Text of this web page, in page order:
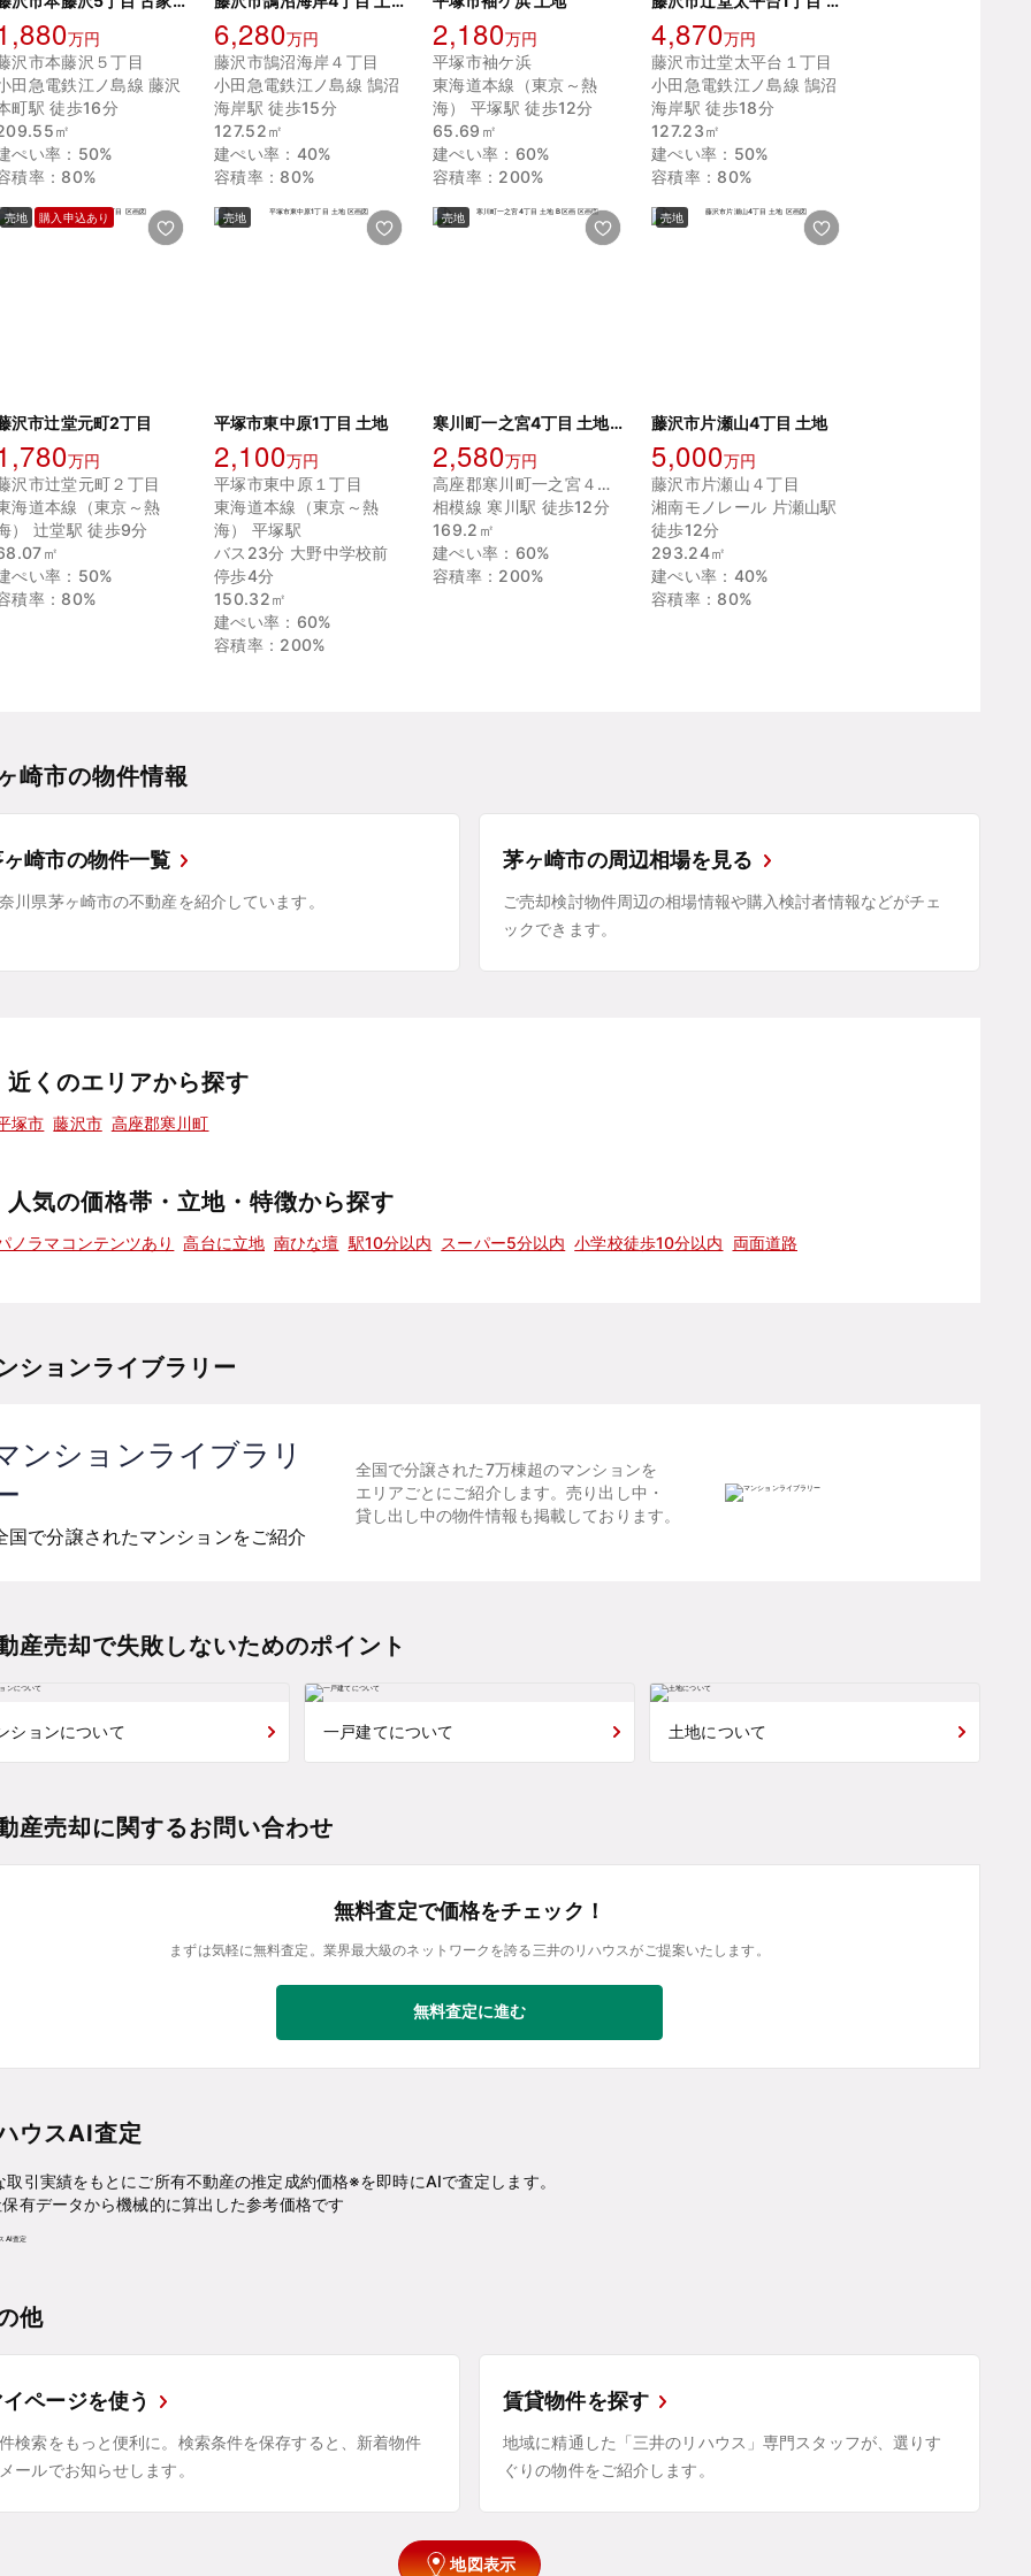
万円
沢市本藤沢５丁目
田急電鉄江ノ島線 藤沢
町駅 徒歩16分
㎡
ぺい率：50%
積率：80%
6,280万円
藤沢市鵠沼海岸４丁目
小田急電鉄江ノ島線 鵠沼
海岸駅 徒歩15分
127.52㎡
建ぺい率：40%
容積率：80%
2,180万円
平塚市袖ケ浜
東海道本線（東京～熱
海） 平塚駅 徒歩12分
65.69㎡
建ぺい率：60%
容積率：200%
4,870万円
藤沢市辻堂太平台１丁目
小田急電鉄江ノ島線 鵠沼
海岸駅 徒歩18分
127.23㎡
建ぺい率：50%
容積率：80%
売地 購入申込あり
沢市辻堂元町2丁目
万円
沢市辻堂元町２丁目
海道本線（東京～熱
） 辻堂駅 徒歩9分
㎡
ぺい率：50%
積率：80%
売地
平塚市東中原1丁目 土地
2,100万円
平塚市東中原１丁目
東海道本線（東京～熱
海） 平塚駅
バス23分 大野中学校前
停歩4分
150.32㎡
建ぺい率：60%
容積率：200%
売地
寒川町一之宮4丁目 土地 B区画
2,580万円
高座郡寒川町一之宮４丁目
相模線 寒川駅 徒歩12分
169.2㎡
建ぺい率：60%
容積率：200%
売地
藤沢市片瀬山4丁目 土地
5,000万円
藤沢市片瀬山４丁目
湘南モノレール 片瀬山駅
徒歩12分
293.24㎡
建ぺい率：40%
容積率：80%
崎市の物件情報
崎市の物件一覧
川県茅ヶ崎市の不動産を紹介しています。
茅ヶ崎市の周辺相場を見る
ご売却検討物件周辺の相場情報や購入検討者情報などがチェ
ックできます。
近くのエリアから探す
塚市 藤沢市 高座郡寒川町
人気の価格帯・立地・特徴から探す
ノラマコンテンツあり 高台に立地 南ひな壇 駅10分以内 スーパー5分以内 小学校徒歩10分以内 両面道路
ションライブラリー
ンションライブラリ
国で分譲されたマンションをご紹介
全国で分譲された7万棟超のマンションを
エリアごとにご紹介します。売り出し中・
貸し出し中の物件情報も掲載しております。
産売却で失敗しないためのポイント
ションについて 一戸建てについて 土地について
産売却に関するお問い合わせ
無料査定で価格をチェック！
まずは気軽に無料査定。業界最大級のネットワークを誇る三井のリハウスがご提案いたします。
無料査定に進む
ウスAI査定
取引実績をもとにご所有不動産の推定成約価格※を即時にAIで査定します。
有データから機械的に算出した参考価格です
他
ページを使う
検索をもっと便利に。検索条件を保存すると、新着物件
ールでお知らせします。
賃貸物件を探す
地域に精通した「三井のリハウス」専門スタッフが、選りす
ぐりの物件をご紹介します。
地図表示